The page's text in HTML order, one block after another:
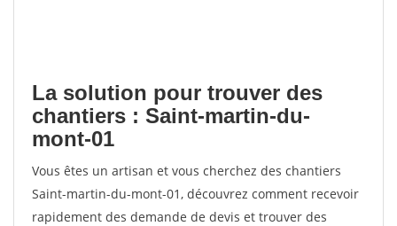
La solution pour trouver des
chantiers : Saint-martin-du-
mont-01
Vous êtes un artisan et vous cherchez des chantiers
Saint-martin-du-mont-01, découvrez comment recevoir
rapidement des demande de devis et trouver des